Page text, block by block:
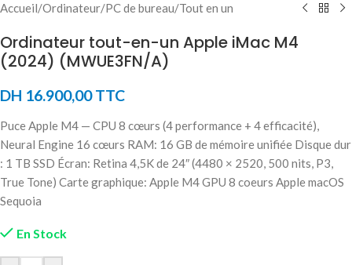
Accueil/Ordinateur/PC de bureau/Tout en un
Ordinateur tout-en-un Apple iMac M4
(2024) (MWUE3FN/A)
DH 16.900,00TTC
Puce Apple M4 — CPU 8 cœurs (4 performance + 4 efficacité),
Neural Engine 16 cœurs RAM: 16 GB de mémoire unifiée Disque dur
: 1 TB SSD Écran: Retina 4,5K de 24″ (4480 × 2520, 500 nits, P3,
True Tone) Carte graphique: Apple M4 GPU 8 coeurs Apple macOS
Sequoia
En Stock